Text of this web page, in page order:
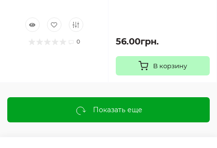
0 56.00грн.
В корзину
Показать еще